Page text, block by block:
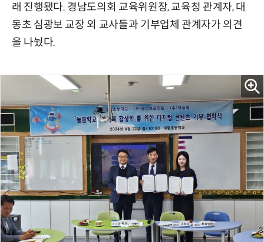
래 진행됐다. 경남도의회 교육위원장, 교육청 관계자, 대
동초 심광보 교장 외 교사들과 기부업체 관계자가 의견
을 나눴다.